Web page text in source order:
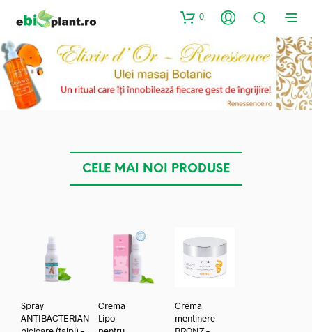
0
CELE MAI NOI PRODUSE
Spray
ANTIBACTERIAN
Crema
Lipo
Crema
mentinere